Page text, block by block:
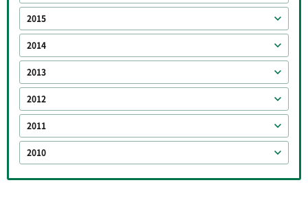
2015
2014
2013
2012
2011
2010